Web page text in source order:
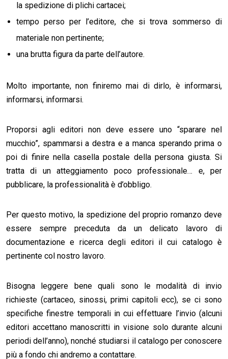
la spedizione di plichi cartacei;
tempo perso per l’editore, che si trova sommerso di
materiale non pertinente;
una brutta figura da parte dell’autore.
Molto importante, non finiremo mai di dirlo, è informarsi,
informarsi, informarsi.
Proporsi agli editori non deve essere uno “sparare nel
mucchio”, spammarsi a destra e a manca sperando prima o
poi di finire nella casella postale della persona giusta. Si
tratta di un atteggiamento poco professionale… e, per
pubblicare, la professionalità è d’obbligo.
Per questo motivo, la spedizione del proprio romanzo deve
essere sempre preceduta da un delicato lavoro di
documentazione e ricerca degli editori il cui catalogo è
pertinente col nostro lavoro.
Bisogna leggere bene quali sono le modalità di invio
richieste (cartaceo, sinossi, primi capitoli ecc), se ci sono
specifiche finestre temporali in cui effettuare l’invio (alcuni
editori accettano manoscritti in visione solo durante alcuni
periodi dell’anno), nonché studiarsi il catalogo per conoscere
più a fondo chi andremo a contattare.